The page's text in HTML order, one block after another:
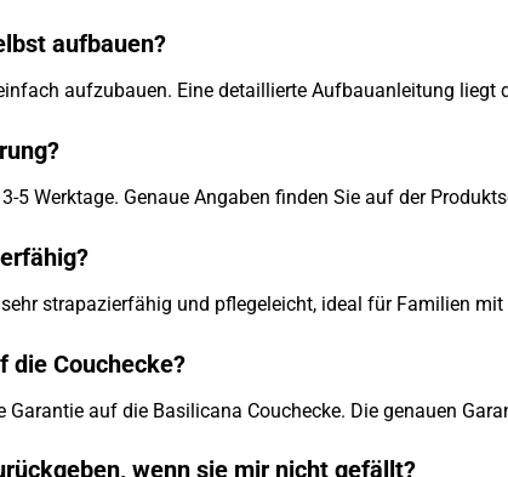
aufbauen?
aufzubauen. Eine detaillierte Aufbauanleitung liegt
5 Werktage. Genaue Angaben finden Sie auf der
strapazierfähig und pflegeleicht, ideal für Familien mit
die Couchecke?
Garantie auf die Basilicana Couchecke. Die genauen
wenn sie mir nicht gefällt?